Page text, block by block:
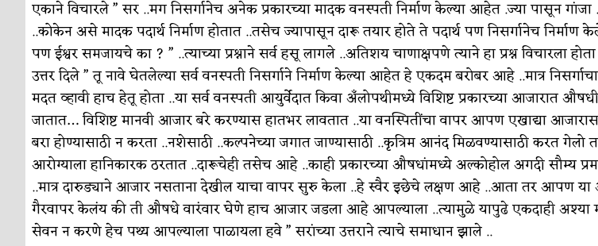
एकाने विचारले ” सर ..मग निसर्गानेच अनेक प्रकारच्या मादक वनस्पती निर्माण केल्या आहेत .ज्या पासून
..कोकेन असे मादक पदार्थ निर्माण होतात ..तसेच ज्यापासून दारू तयार होते ते पदार्थ पण निसर्गानेच निर्माण
पण ईश्वर समजायचे का ? ” ..त्याच्या प्रश्नाने सर्व हसू लागले ..अतिशय चाणाक्षपणे त्याने हा प्रश्न विचारला
उत्तर दिले ” तू नावे घेतलेल्या सर्व वनस्पती निसर्गाने निर्माण केल्या आहेत हे एकदम बरोबर आहे ..मात्र
मदत व्हावी हाच हेतू होता ..या सर्व वनस्पती आयुर्वेदात किवा अँलोपथीमध्ये विशिष्ट प्रकारच्या आजारात
जातात… विशिष्ट मानवी आजार बरे करण्यास हातभर लावतात ..या वनस्पितींचा वापर आपण एखाद्या
बरा होण्यासाठी न करता ..नशेसाठी ..कल्पनेच्या जगात जाण्यासाठी ..कृत्रिम आनंद मिळवण्यासाठी करत गेलो
आरोग्याला हानिकारक ठरतात ..दारूचेही तसेच आहे ..काही प्रकारच्या औषधांमध्ये अल्कोहोल अगदी सौम्य
..मात्र दारुड्याने आजार नसताना देखील याचा वापर सुरु केला ..हे स्वैर इछेचे लक्षण आहे ..आता तर आपण
गैरवापर केलंय की ती औषधे वारंवार घेणे हाच आजार जडला आहे आपल्याला ..त्यामुळे यापुढे एकदाही
सेवन न करणे हेच पथ्य आपल्याला पाळायला हवे ” सरांच्या उत्तराने त्याचे समाधान झाले ..